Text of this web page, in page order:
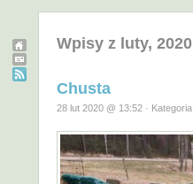
Wpisy z luty, 2020
Chusta
28 lut 2020 @ 13:52 · Kategoria